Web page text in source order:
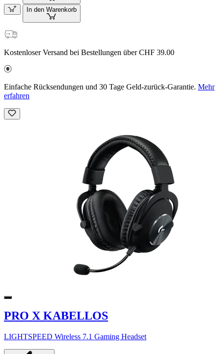
In den Warenkorb
Kostenloser Versand bei Bestellungen über CHF 39.00
Einfache Rücksendungen und 30 Tage Geld-zurück-Garantie. Mehr
erfahren
PRO X KABELLOS
LIGHTSPEED Wireless 7.1 Gaming Headset